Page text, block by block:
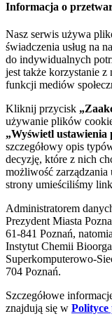
Informacja o
Nasz serwis używa
świadczenia usług na
do indywidualnych
jest także korzystanie z
funkcji mediów
Kliknij przycisk
używanie plików
„Wyświetl ustawienia
szczegółowy opis
decyzję, które z nich
możliwość
strony umieściliśmy
Administratorem
Prezydent Miasta
61-841 Poznań,
Instytut Chemii
Superkomputerowo-
704 Poznań.
Szczegółowe
znajdują się w Polityce